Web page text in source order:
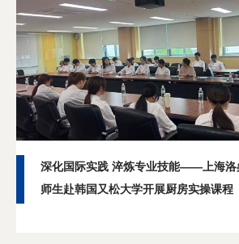
深化国际实践 淬炼专业技能——上海洛
师生赴韩国又松大学开展厨房实操课程